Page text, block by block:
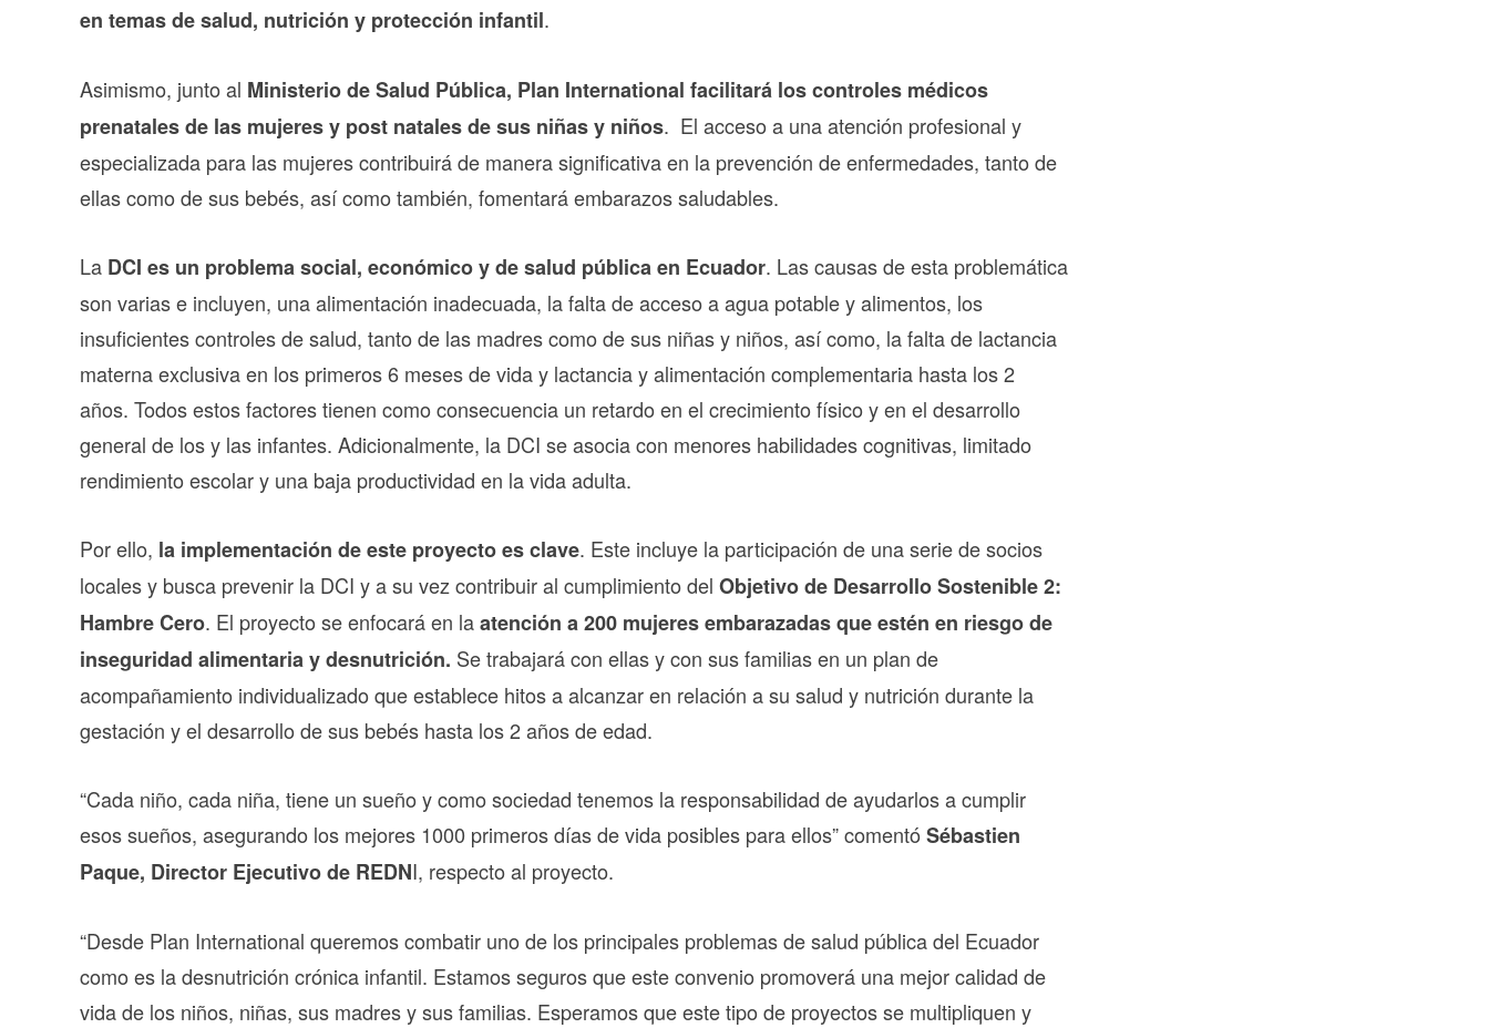
en temas de salud, nutrición y protección infantil.
Asimismo, junto al Ministerio de Salud Pública, Plan International facilitará los controles médicos
prenatales de las mujeres y post natales de sus niñas y niños. El acceso a una atención profesional y
especializada para las mujeres contribuirá de manera significativa en la prevención de enfermedades, tanto de
ellas como de sus bebés, así como también, fomentará embarazos saludables.
La DCI es un problema social, económico y de salud pública en Ecuador. Las causas de esta problemática
son varias e incluyen, una alimentación inadecuada, la falta de acceso a agua potable y alimentos, los
insuficientes controles de salud, tanto de las madres como de sus niñas y niños, así como, la falta de lactancia
materna exclusiva en los primeros 6 meses de vida y lactancia y alimentación complementaria hasta los 2
años. Todos estos factores tienen como consecuencia un retardo en el crecimiento físico y en el desarrollo
general de los y las infantes. Adicionalmente, la DCI se asocia con menores habilidades cognitivas, limitado
rendimiento escolar y una baja productividad en la vida adulta.
Por ello, la implementación de este proyecto es clave. Este incluye la participación de una serie de socios
locales y busca prevenir la DCI y a su vez contribuir al cumplimiento del Objetivo de Desarrollo Sostenible 2:
Hambre Cero. El proyecto se enfocará en laatención a 200 mujeres embarazadas que estén en riesgo de
inseguridad alimentaria y desnutrición. Se trabajará con ellas y con sus familias en un plan de
acompañamiento individualizado que establece hitos a alcanzar en relación a su salud y nutrición durante la
gestación y el desarrollo de sus bebés hasta los 2 años de edad.
“Cada niño, cada niña, tiene un sueño y como sociedad tenemos la responsabilidad de ayudarlos a cumplir
esos sueños, asegurando los mejores 1000 primeros días de vida posibles para ellos” comentóSébastien
Paque, Director Ejecutivo de REDNI, respecto al proyecto.
“Desde Plan International queremos combatir uno de los principales problemas de salud pública del Ecuador
como es la desnutrición crónica infantil. Estamos seguros que este convenio promoverá una mejor calidad de
vida de los niños, niñas, sus madres y sus familias. Esperamos que este tipo de proyectos se multipliquen y